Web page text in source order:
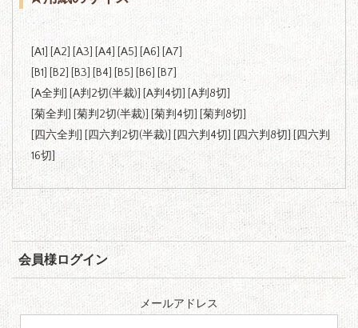
A1 A2 A3 A4 A5 A6 A7
B1 B2 B3 B4 B5 B6 B7
A全判 ] [A判2切(半裁) A判4切 A判8切
菊全判 菊判2切(半裁) ] [ 菊判4切 菊判8切
四六全判 四六判2切(半裁) ] [四六判4切 四六判8切 ] [ 四六判
16切]
会員様ログイン
メールアドレス